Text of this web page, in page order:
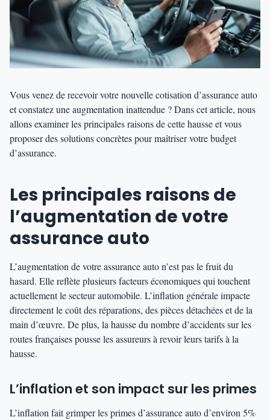
Vous venez de recevoir votre nouvelle cotisation d’assurance auto
et constatez une augmentation inattendue ? Dans cet article, nous
allons examiner les principales raisons de cette hausse et vous
proposer des solutions concrètes pour maîtriser votre budget
d’assurance.
Les principales raisons de
l’augmentation de votre
assurance auto
L’augmentation de votre assurance auto n’est pas le fruit du
hasard. Elle reflète plusieurs facteurs économiques qui touchent
actuellement le secteur automobile. L’inflation générale impacte
directement le coût des réparations, des pièces détachées et de la
main d’œuvre. De plus, la hausse du nombre d’accidents sur les
routes françaises pousse les assureurs à revoir leurs tarifs à la
hausse.
L’inflation et son impact sur les primes
L’inflation fait grimper les primes d’assurance auto d’environ 5%